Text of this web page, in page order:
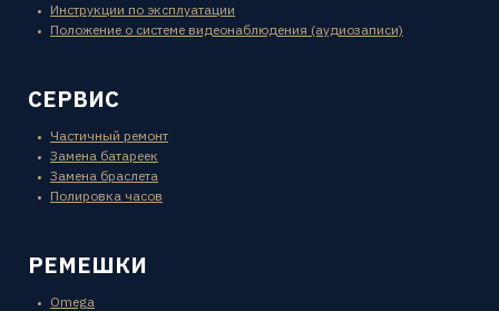
Инструкции по эксплуатации
Положение о системе видеонаблюдения (аудиозаписи)
СЕРВИС
Частичный ремонт
Замена батареек
Замена браслета
Полировка часов
РЕМЕШКИ
Omega